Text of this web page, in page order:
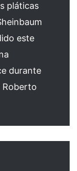
pláticas
este
durante
Roberto